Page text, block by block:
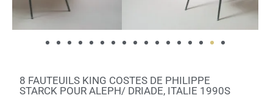
8 FAUTEUILS KING COSTES DE PHILIPPE
STARCK POUR ALEPH/ DRIADE, ITALIE 1990S